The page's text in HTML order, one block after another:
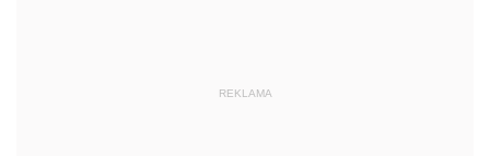
1968REKLAMA